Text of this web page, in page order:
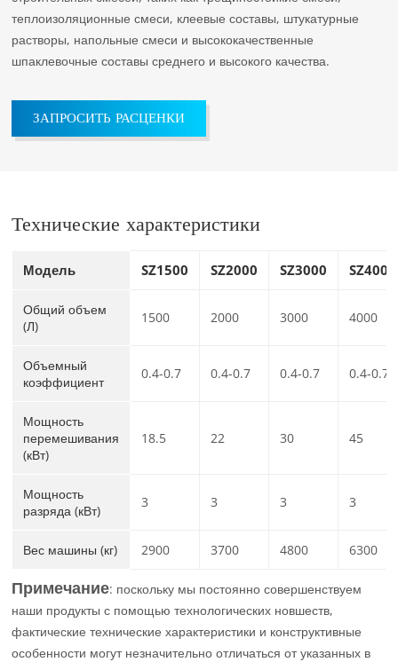
теплоизоляционные смеси, клеевые составы, штукатурные
растворы, напольные смеси и высококачественные
шпаклевочные составы среднего и высокого качества.
ЗАПРОСИТЬ РАСЦЕНКИ
Технические характеристики
Модель SZ1500 SZ2000 SZ3000 SZ4000
Общий объем
(Л)
1500 2000 3000 4000
Объемный
коэффициент
0.4-0.7 0.4-0.7 0.4-0.7 0.4-0.7
Мощность
перемешивания
(кВт)
18.5 22 30 45
Мощность
разряда (кВт)
3 3 3 3
Вес машины (кг) 2900 3700 4800 6300
Примечание: поскольку мы постоянно совершенствуем
наши продукты с помощью технологических новшеств,
фактические технические характеристики и конструктивные
особенности могут незначительно отличаться от указанных в